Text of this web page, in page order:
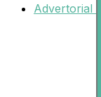
Advertorial